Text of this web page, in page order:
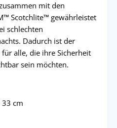
mit den
Scotchlite™ gewährleistet
schlechten
Dadurch ist der
für alle, die ihre Sicherheit
sein möchten.
33 cm